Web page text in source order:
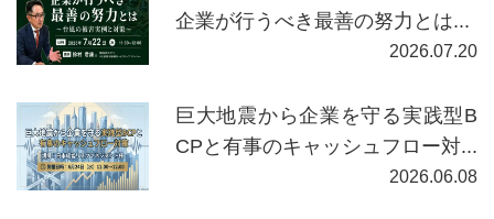
企業が行うべき最善の努力とは...
2026.07.20
巨大地震から企業を守る実践型B
CPと有事のキャッシュフロー対...
2026.06.08